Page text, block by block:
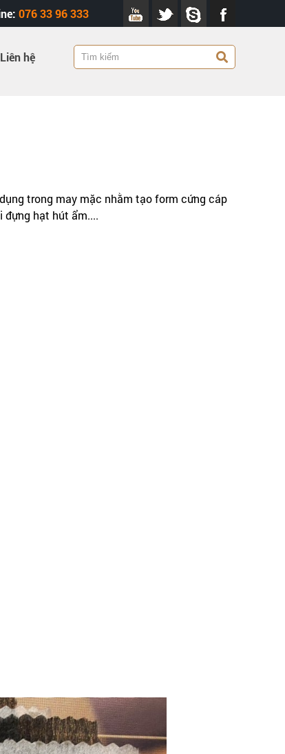
076 33 96 333
Liên hệ
trong may mặc nhằm tạo form cứng cáp
đựng hạt hút ẩm....